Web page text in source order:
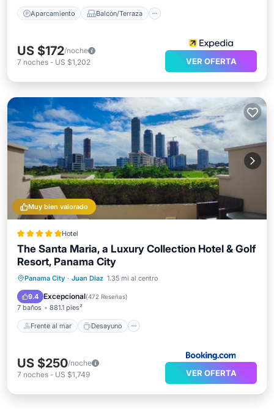
Aparcamiento Balcón/Terraza
US $172/noche
7 noches - US $1,202 VER OFERTA
Muy bien valorado
Hotel
The Santa Maria, a Luxury Collection Hotel & Golf
Resort, Panama City
Panama City · Juan Diaz 1.35 mi al centro
9.4 Excepcional(472 Reseñas)
7 baños 881.1 pies²
Frente al mar Desayuno
Frente al mar
Desayuno
Aparcamiento
US $250/noche
7 noches - US $1,749 VER OFERTA